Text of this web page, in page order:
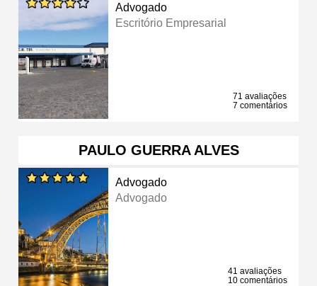
Advogado
Escritório Empresarial
71 avaliações
7 comentários
PAULO GUERRA ALVES
Advogado
Advogado
41 avaliações
10 comentários